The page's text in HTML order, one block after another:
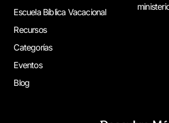
Escuela Bíblica Vacacional
Recursos
Categorías
Eventos
Blog